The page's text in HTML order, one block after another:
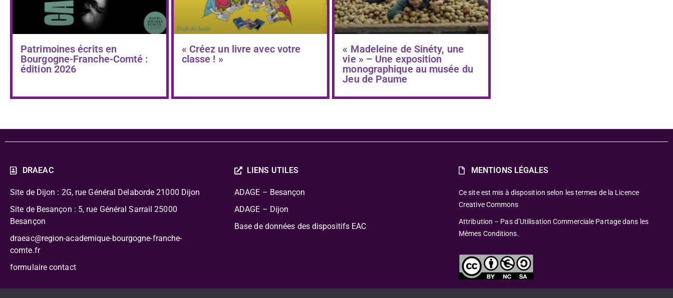
Patrimoines écrits en
Bourgogne-Franche-Comté :
édition 2026
« Créez un livre avec votre
classe ! »
« Madeleine de Sinéty, une
vie » – Une exposition
monographique au musée du
Jeu de Paume
DRAEAC
Site de Dijon : 2G, rue Général Delaborde 21000 Dijon
Site de Besançon : 5, rue Général Sarrail 25000
Besançon
draeac@region-academique-bourgogne-franche-
comte.fr
formulaire contact
LIENS UTILES
ADAGE – Besançon
ADAGE – Dijon
Base de données des dispositifs EAC
MENTIONS LÉGALES
Ce site est mis à disposition selon les termes de la Licence
Creative Commons
Attribution – Pas d’Utilisation Commerciale Partage dans les
Mêmes Conditions.